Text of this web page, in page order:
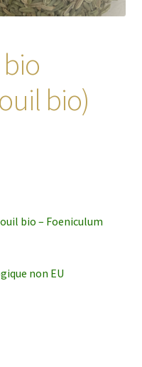
bio)
bio – Foeniculum
non EU